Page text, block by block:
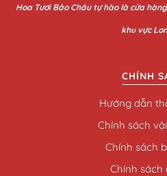
Hoa Tươi Bảo Châutự hào là cửa
khu vực
CHÍNH
Hướng dẫn
Chính sách
Chính sách
Chính sách